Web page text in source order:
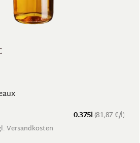
0.375l (81,87 €/l)
Versandkosten